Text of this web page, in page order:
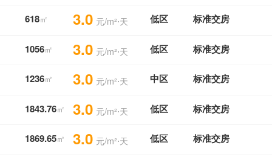
618㎡ 3.0 元/m²⋅天 低区 标准交房
1056㎡ 3.0 元/m²⋅天 低区 标准交房
1236㎡ 3.0 元/m²⋅天 中区 标准交房
1843.76㎡ 3.0 元/m²⋅天 低区 标准交房
1869.65㎡ 3.0 元/m²⋅天 低区 标准交房